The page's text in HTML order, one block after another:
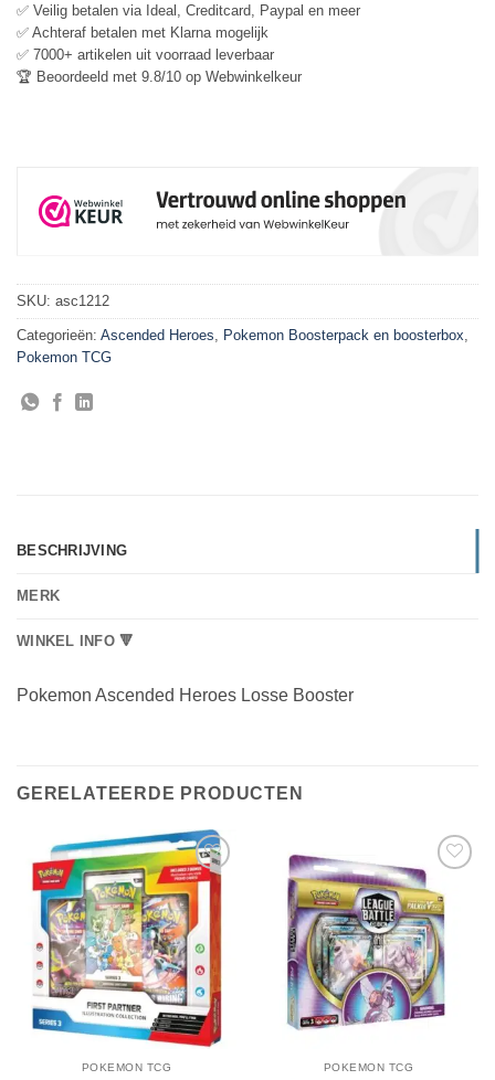
✅ Veilig betalen via Ideal, Creditcard, Paypal en meer
✅ Achteraf betalen met Klarna mogelijk
✅ 7000+ artikelen uit voorraad leverbaar
🏆 Beoordeeld met 9.8/10 op Webwinkelkeur
SKU: asc1212
Categorieën: Ascended Heroes Pokemon Boosterpack en boosterbox
Pokemon TCG
BESCHRIJVING
MERK
WINKEL INFO 🔻
Pokemon Ascended Heroes Losse Booster
GERELATEERDE PRODUCTEN
POKEMON TCG POKEMON TCG